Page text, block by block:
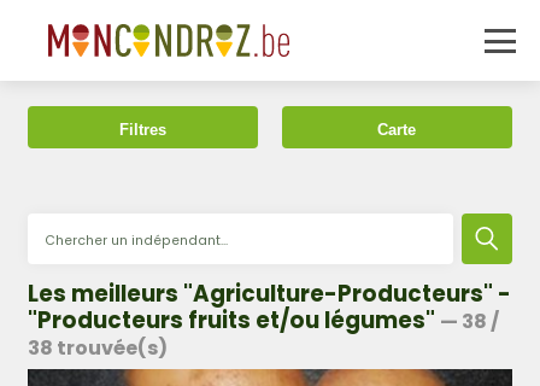
Filtres Carte
Les meilleurs "Agriculture-Producteurs" -
"Producteurs fruits et/ou légumes" — 38/
38 trouvée(s)